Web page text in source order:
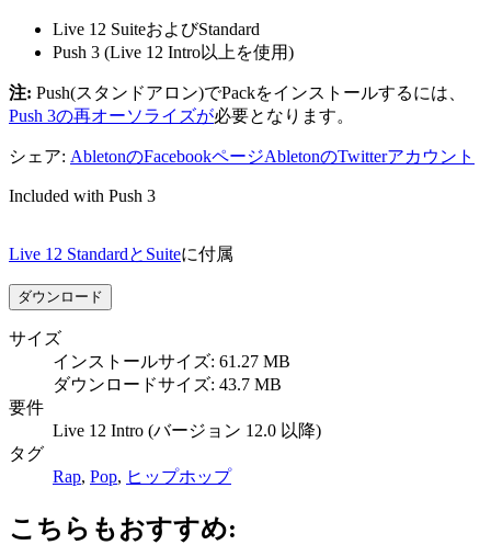
Live 12 SuiteおよびStandard
Push 3 (Live 12 Intro以上を使用)
注: Push(スタンドアロン)でPackをインストールするには、
Push 3の再オーソライズが必要となります。
シェア: AbletonのFacebookページAbletonのTwitterアカウント
Included with Push 3
Live 12 StandardとSuiteに付属
ダウンロード
サイズ
インストールサイズ: 61.27 MB
ダウンロードサイズ: 43.7 MB
要件
Live 12 Intro (バージョン 12.0 以降)
タグ
Rap, Pop, ヒップホップ
こちらもおすすめ: